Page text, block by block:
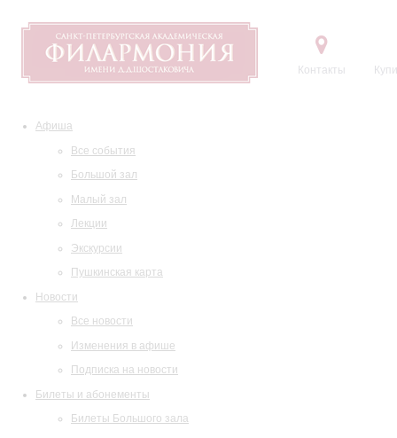
Контакты
Афиша
Все события
Большой зал
Малый зал
Лекции
Экскурсии
Пушкинская карта
Новости
Все новости
Изменения в афише
Подписка на новости
Билеты и абонементы
Билеты Большого зала